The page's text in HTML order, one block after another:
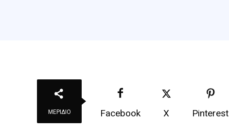
ΜΕΡΊΔΙΟ Facebook X Pinterest